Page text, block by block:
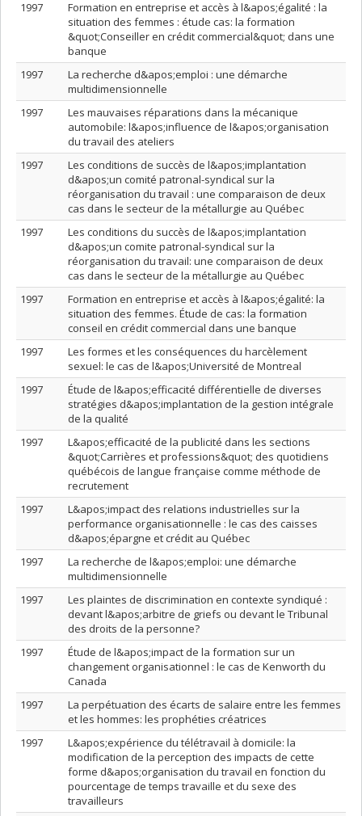
1997
Formation en entreprise et accès à l&apos;égalité : la
situation des femmes : étude cas: la formation
&quot;Conseiller en crédit commercial&quot; dans une
banque
1997
La recherche d&apos;emploi : une démarche
multidimensionnelle
1997
Les mauvaises réparations dans la mécanique
automobile: l&apos;influence de l&apos;organisation
du travail des ateliers
1997
Les conditions de succès de l&apos;implantation
d&apos;un comité patronal-syndical sur la
réorganisation du travail : une comparaison de deux
cas dans le secteur de la métallurgie au Québec
1997
Les conditions du succès de l&apos;implantation
d&apos;un comite patronal-syndical sur la
réorganisation du travail: une comparaison de deux
cas dans le secteur de la métallurgie au Québec
1997
Formation en entreprise et accès à l&apos;égalité: la
situation des femmes. Étude de cas: la formation
conseil en crédit commercial dans une banque
1997
Les formes et les conséquences du harcèlement
sexuel: le cas de l&apos;Université de Montreal
1997
Étude de l&apos;efficacité différentielle de diverses
stratégies d&apos;implantation de la gestion intégrale
de la qualité
1997
L&apos;efficacité de la publicité dans les sections
&quot;Carrières et professions&quot; des quotidiens
québécois de langue française comme méthode de
recrutement
1997
L&apos;impact des relations industrielles sur la
performance organisationnelle : le cas des caisses
d&apos;épargne et crédit au Québec
1997
La recherche de l&apos;emploi: une démarche
multidimensionnelle
1997
Les plaintes de discrimination en contexte syndiqué :
devant l&apos;arbitre de griefs ou devant le Tribunal
des droits de la personne?
1997
Étude de l&apos;impact de la formation sur un
changement organisationnel : le cas de Kenworth du
Canada
1997
La perpétuation des écarts de salaire entre les femmes
et les hommes: les prophéties créatrices
1997
L&apos;expérience du télétravail à domicile: la
modification de la perception des impacts de cette
forme d&apos;organisation du travail en fonction du
pourcentage de temps travaille et du sexe des
travailleurs